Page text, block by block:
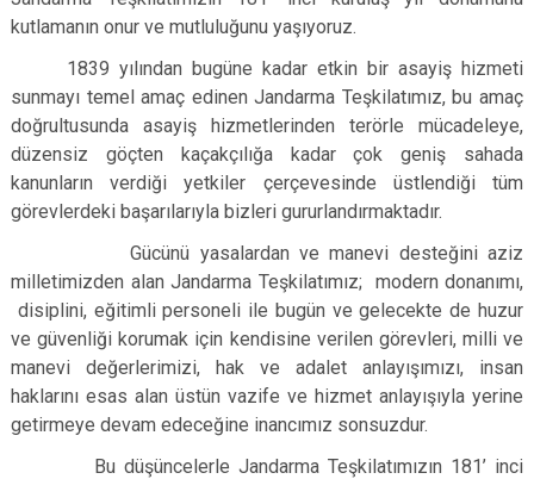
kutlamanın onur ve mutluluğunu yaşıyoruz.
1839 yılından bugüne kadar etkin bir asayiş hizmeti
sunmayı temel amaç edinen Jandarma Teşkilatımız, bu amaç
doğrultusunda asayiş hizmetlerinden terörle mücadeleye,
düzensiz göçten kaçakçılığa kadar çok geniş sahada
kanunların verdiği yetkiler çerçevesinde üstlendiği tüm
görevlerdeki başarılarıyla bizleri gururlandırmaktadır.
Gücünü yasalardan ve manevi desteğini aziz
milletimizden alan Jandarma Teşkilatımız; modern donanımı,
disiplini, eğitimli personeli ile bugün ve gelecekte de huzur
ve güvenliği korumak için kendisine verilen görevleri, milli ve
manevi değerlerimizi, hak ve adalet anlayışımızı, insan
haklarını esas alan üstün vazife ve hizmet anlayışıyla yerine
getirmeye devam edeceğine inancımız sonsuzdur.
Bu düşüncelerle Jandarma Teşkilatımızın 181’ inci